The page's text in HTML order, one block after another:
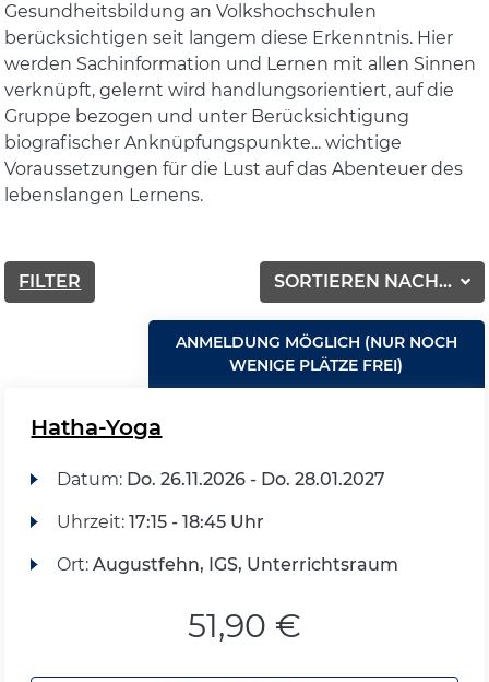
Gesundheitsbildung an Volkshochschulen
berücksichtigen seit langem diese Erkenntnis. Hier
werden Sachinformation und Lernen mit allen Sinnen
verknüpft, gelernt wird handlungsorientiert, auf die
Gruppe bezogen und unter Berücksichtigung
biografischer Anknüpfungspunkte... wichtige
Voraussetzungen für die Lust auf das Abenteuer des
lebenslangen Lernens.
SORTIEREN NACH...
FILTER
ANMELDUNG MÖGLICH (NUR NOCH
WENIGE PLÄTZE FREI)
Hatha-Yoga
Datum: Do. 26.11.2026 - Do. 28.01.2027
Uhrzeit: 17:15 - 18:45 Uhr
Ort: Augustfehn, IGS, Unterrichtsraum
51,90 €